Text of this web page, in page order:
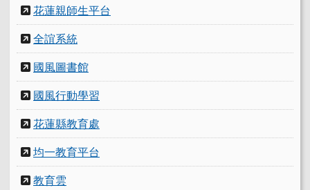
花蓮親師生平台
全誼系統
國風圖書館
國風行動學習
花蓮縣教育處
均一教育平台
教育雲